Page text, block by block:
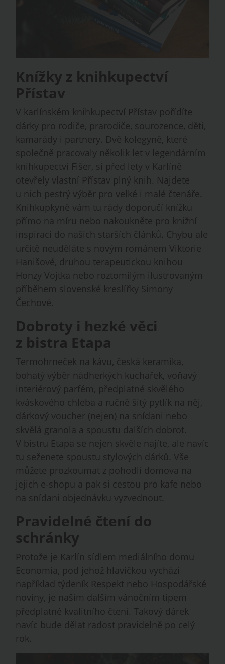
Knížky z knihkupectví
Přístav
V karlínském knihkupectví Přístav pořídíte
dárky pro rodiče, prarodiče, sourozence, děti,
kamarády i partnery. Dvě kolegyně, které
společně pracovaly několik let v legendárním
knihkupectví Fišer, si před lety v Karlíně
otevřely vlastní Přístav plný knih. Najdete
u nich pestrý výběr pro velké i malé čtenáře.
Knihkupkyně vám tu rády doporučí knížku
přímo na míru nebo nakoukněte pro knižní
inspiraci do našich starších článků. Chybu ale
určitě neuděláte s novým románem Viktorie
Hanišové, druhou terapeutickou knihou
Honzy Vojtka nebo roztomilým ilustrovaným
příběhem slovenské kreslířky Simony
Čechové.
Dobroty i hezké věci
z bistra Etapa
Termohrneček na kávu, česká keramika,
bohatý výběr nádherkých kuchařek, voňavý
interiérový parfém, předplatné skvělého
kváskového chleba a ručně šitý pytlík na něj,
dárkový voucher (nejen) na snídani nebo
skvělá granola a spoustu dalších dobrot.
V bistru Etapa se nejen skvěle najíte, ale navíc
tu seženete spoustu stylových dárků. Vše
můžete prozkoumat z pohodlí domova na
jejich e-shopu a pak si cestou pro kafe nebo
na snídani objednávku vyzvednout.
Pravidelné čtení do
schránky
Protože je Karlín sídlem mediálního domu
Economia, pod jehož hlavičkou vychází
například týdeník Respekt nebo Hospodářské
noviny, je naším dalším vánočním tipem
předplatné kvalitního čtení. Takový dárek
navíc bude dělat radost pravidelně po celý
rok.